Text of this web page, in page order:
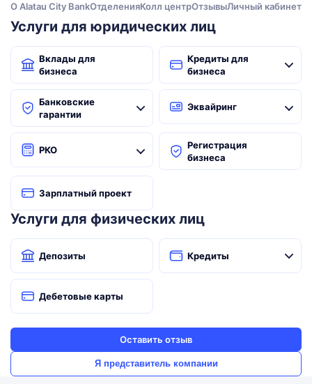
О Alatau City BankОтделенияКолл центрОтзывыЛичный кабинет
Услуги для юридических лиц
Вклады для
бизнеса
Кредиты для
бизнеса
Банковские
гарантии
Эквайринг
РКО
Регистрация
бизнеса
Зарплатный проект
Услуги для физических лиц
Депозиты Кредиты
Дебетовые карты
Оставить отзыв
Я представитель компании